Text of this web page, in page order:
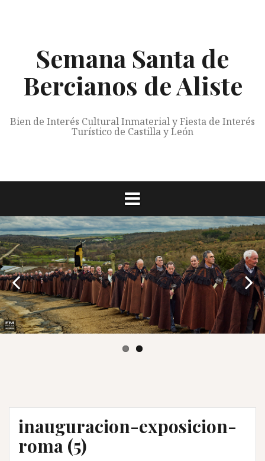
Semana Santa de
Bercianos de Aliste
Bien de Interés Cultural Inmaterial y Fiesta de Interés
Turístico de Castilla y León
inauguracion-exposicion-
roma (5)